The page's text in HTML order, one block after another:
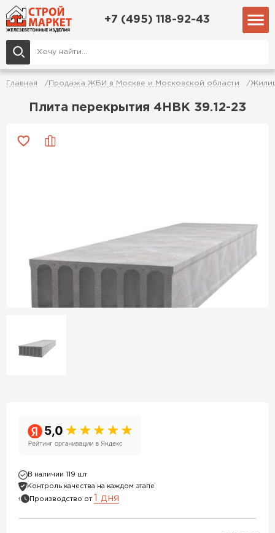
+7 (495) 118-92-43
Главная Продажа ЖБИ в Москве и Московской области
Плита перекрытия 4НВК 39.12-23
В наличии 119 шт
Контроль качества на каждом этапе
Производство от 1 дня